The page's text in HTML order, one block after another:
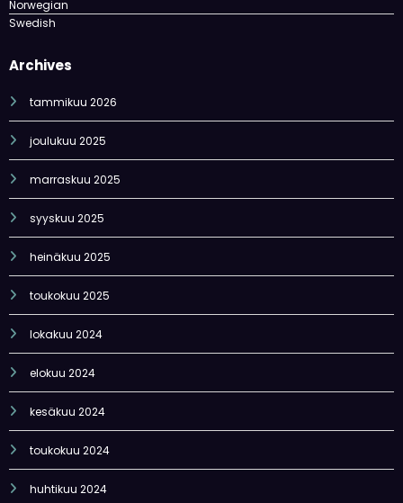
Norwegian
Swedish
Archives
tammikuu 2026
joulukuu 2025
marraskuu 2025
syyskuu 2025
heinäkuu 2025
toukokuu 2025
lokakuu 2024
elokuu 2024
kesäkuu 2024
toukokuu 2024
huhtikuu 2024